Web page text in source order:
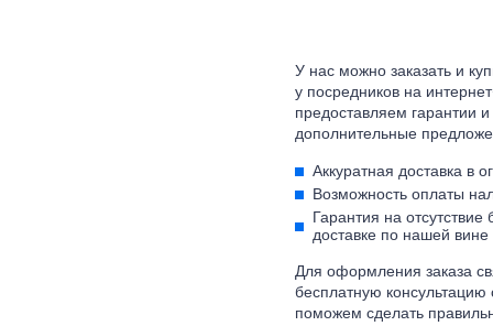
У нас можно заказать и
у посредников на
предоставляем гарантии
дополнительные
Аккуратная доставка в
Возможность оплаты
Гарантия на
доставке по нашей
Для оформления заказа
бесплатную
поможем сделать